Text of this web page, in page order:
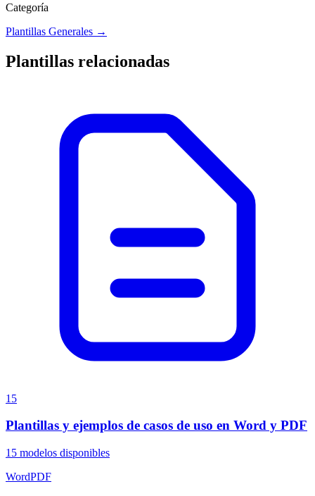
Categoría
Plantillas Generales →
Plantillas relacionadas
15
Plantillas y ejemplos de casos de uso en Word y PDF
15 modelos disponibles
WordPDF